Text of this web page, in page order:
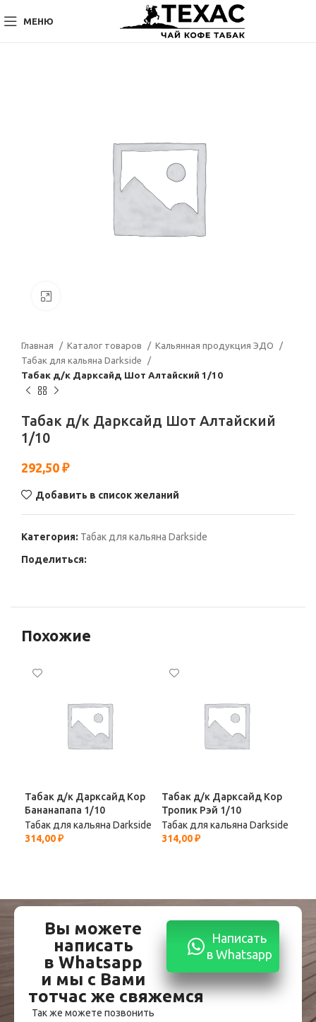
МЕНЮ
Главная Каталог товаров
Кальянная продукция ЭДО
Табак для кальяна Darkside
Табак д/к Дарксайд Шот Алтайский 1/10
Табак д/к Дарксайд Шот Алтайский
1/10
292,50 ₽
Добавить в список желаний
Категория: Табак для кальяна Darkside
Поделиться:
Похожие
Табак д/к Дарксайд Кор
Бананапапа 1/10
Табак для кальяна Darkside
314,00₽
Табак д/к Дарксайд Кор
Тропик Рэй 1/10
Табак для кальяна Darkside
314,00₽
Вы можете
написать
в Whatsapp
и мы с Вами
тотчас же свяжемся
Так же можете позвонить
Написать
в Whatsapp